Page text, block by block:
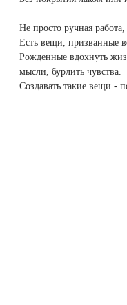
Не просто ручная
Есть вещи, призванные
Рожденные вдохнуть
мысли, бурлить чувства.
Создавать такие вещи -